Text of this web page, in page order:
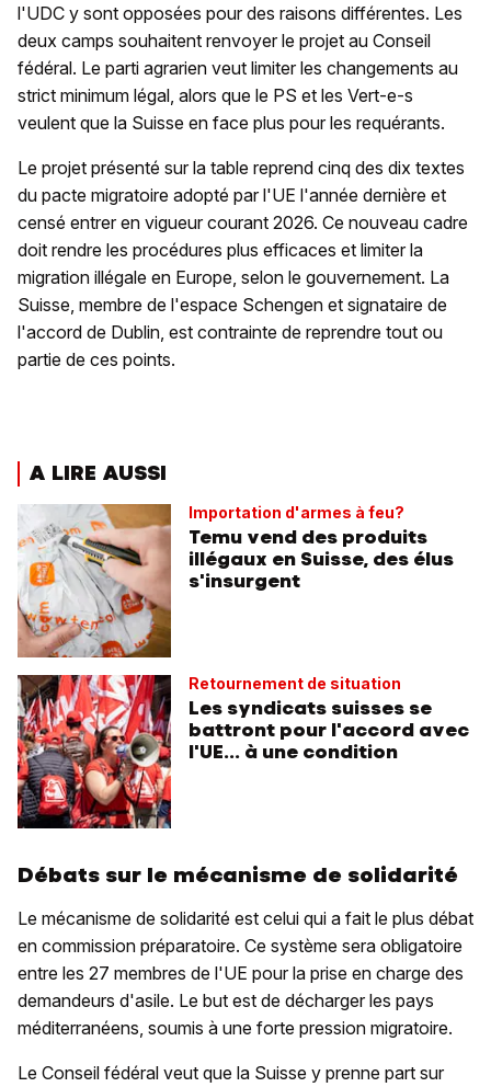
l'UDC y sont opposées pour des raisons différentes. Les
deux camps souhaitent renvoyer le projet au Conseil
fédéral. Le parti agrarien veut limiter les changements au
strict minimum légal, alors que le PS et les Vert-e-s
veulent que la Suisse en face plus pour les requérants.
Le projet présenté sur la table reprend cinq des dix textes
du pacte migratoire adopté par l'UE l'année dernière et
censé entrer en vigueur courant 2026. Ce nouveau cadre
doit rendre les procédures plus efficaces et limiter la
migration illégale en Europe, selon le gouvernement. La
Suisse, membre de l'espace Schengen et signataire de
l'accord de Dublin, est contrainte de reprendre tout ou
partie de ces points.
A LIRE AUSSI
Importation d'armes à feu?
Temu vend des produits
illégaux en Suisse, des élus
s'insurgent
Retournement de situation
Les syndicats suisses se
battront pour l'accord avec
l'UE... à une condition
Débats sur le mécanisme de solidarité
Le mécanisme de solidarité est celui qui a fait le plus débat
en commission préparatoire. Ce système sera obligatoire
entre les 27 membres de l'UE pour la prise en charge des
demandeurs d'asile. Le but est de décharger les pays
méditerranéens, soumis à une forte pression migratoire.
Le Conseil fédéral veut que la Suisse y prenne part sur